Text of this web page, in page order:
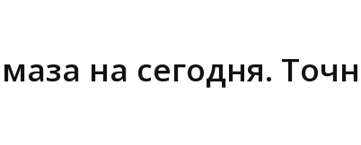
на сегодня.